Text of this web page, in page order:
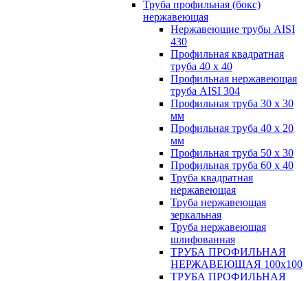
Труба профильная (бокс)
нержавеющая
Нержавеющие трубы AISI
430
Профильная квадратная
труба 40 х 40
Профильная нержавеющая
труба AISI 304
Профильная труба 30 х 30
мм
Профильная труба 40 х 20
мм
Профильная труба 50 х 30
Профильная труба 60 х 40
Труба квадратная
нержавеющая
Труба нержавеющая
зеркальная
Труба нержавеющая
шлифованная
ТРУБА ПРОФИЛЬНАЯ
НЕРЖАВЕЮЩАЯ 100х100
ТРУБА ПРОФИЛЬНАЯ